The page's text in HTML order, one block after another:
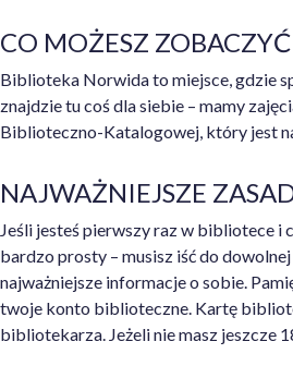
CO MOŻESZ
Biblioteka Norwida to miejsce, gdzie
znajdzie tu coś dla siebie – mamy
Biblioteczno-Katalogowej, który jest
NAJWAŻNIEJSZE
Jeśli jesteś pierwszy raz w bibliotece i
bardzo prosty – musisz iść do
najważniejsze informacje o sobie.
twoje konto biblioteczne. Kartę
bibliotekarza. Jeżeli nie masz jeszcze